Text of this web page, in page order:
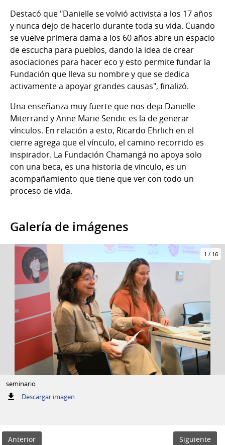
Destacó que "Danielle se volvió activista a los 17 años
y nunca dejo de hacerlo durante toda su vida. Cuando
se vuelve primera dama a los 60 años abre un espacio
de escucha para pueblos, dando la idea de crear
asociaciones para hacer eco y esto permite fundar la
Fundación que lleva su nombre y que se dedica
activamente a apoyar grandes causas", finalizó.
Una enseñanza muy fuerte que nos deja Danielle
Miterrand y Anne Marie Sendic es la de generar
vínculos. En relación a esto, Ricardo Ehrlich en el
cierre agrega que el vínculo, el camino recorrido es
inspirador. La Fundación Chamangá no apoya solo
con una beca, es una historia de vinculo, es un
acompañamiento que tiene que ver con todo un
proceso de vida.
Galería de imágenes
1 / 16
seminario
Descargar imagen:
Anterior Siguiente